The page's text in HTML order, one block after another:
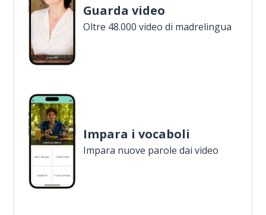
Guarda video
Oltre 48.000 video di madrelingua
Impara i vocaboli
Impara nuove parole dai video